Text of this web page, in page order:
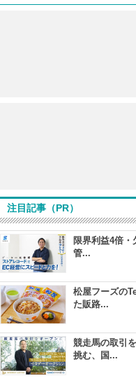
注目記事（PR）
限界利益4倍
管...
松屋フーズの
た販路...
競走馬の取引
挑む、国...